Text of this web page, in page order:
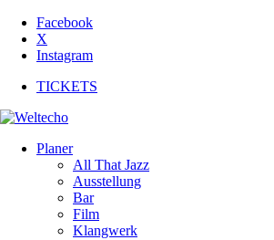
Facebook
X
Instagram
TICKETS
Planer
All That Jazz
Ausstellung
Bar
Film
Klangwerk